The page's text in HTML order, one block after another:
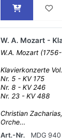
W. A. Mozart -
W.A. Mozart
Klavierkonzerte
Nr. 5 - KV 175
Nr. 8 - KV 246
Nr. 23 - KV 488
Christian
Orche...
Art.-Nr.
MDG